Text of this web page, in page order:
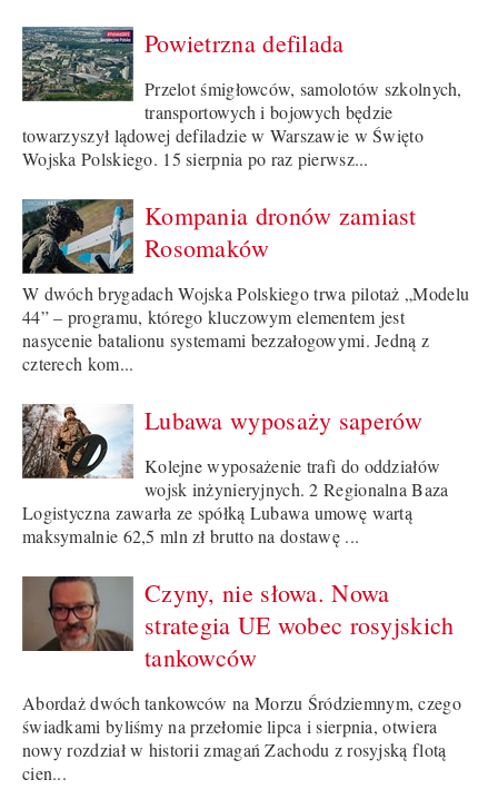
Powietrzna defilada
Przelot śmigłowców, samolotów szkolnych,
transportowych i bojowych będzie
towarzyszył lądowej defiladzie w Warszawie w Święto
Wojska Polskiego. 15 sierpnia po raz pierwsz...
Kompania dronów zamiast
Rosomaków
W dwóch brygadach Wojska Polskiego trwa pilotaż „Modelu
44” – programu, którego kluczowym elementem jest
nasycenie batalionu systemami bezzałogowymi. Jedną z
czterech kom...
Lubawa wyposaży saperów
Kolejne wyposażenie trafi do oddziałów
wojsk inżynieryjnych. 2 Regionalna Baza
Logistyczna zawarła ze spółką Lubawa umowę wartą
maksymalnie 62,5 mln zł brutto na dostawę ...
Czyny, nie słowa. Nowa
strategia UE wobec rosyjskich
tankowców
Abordaż dwóch tankowców na Morzu Śródziemnym, czego
świadkami byliśmy na przełomie lipca i sierpnia, otwiera
nowy rozdział w historii zmagań Zachodu z rosyjską flotą
cien...